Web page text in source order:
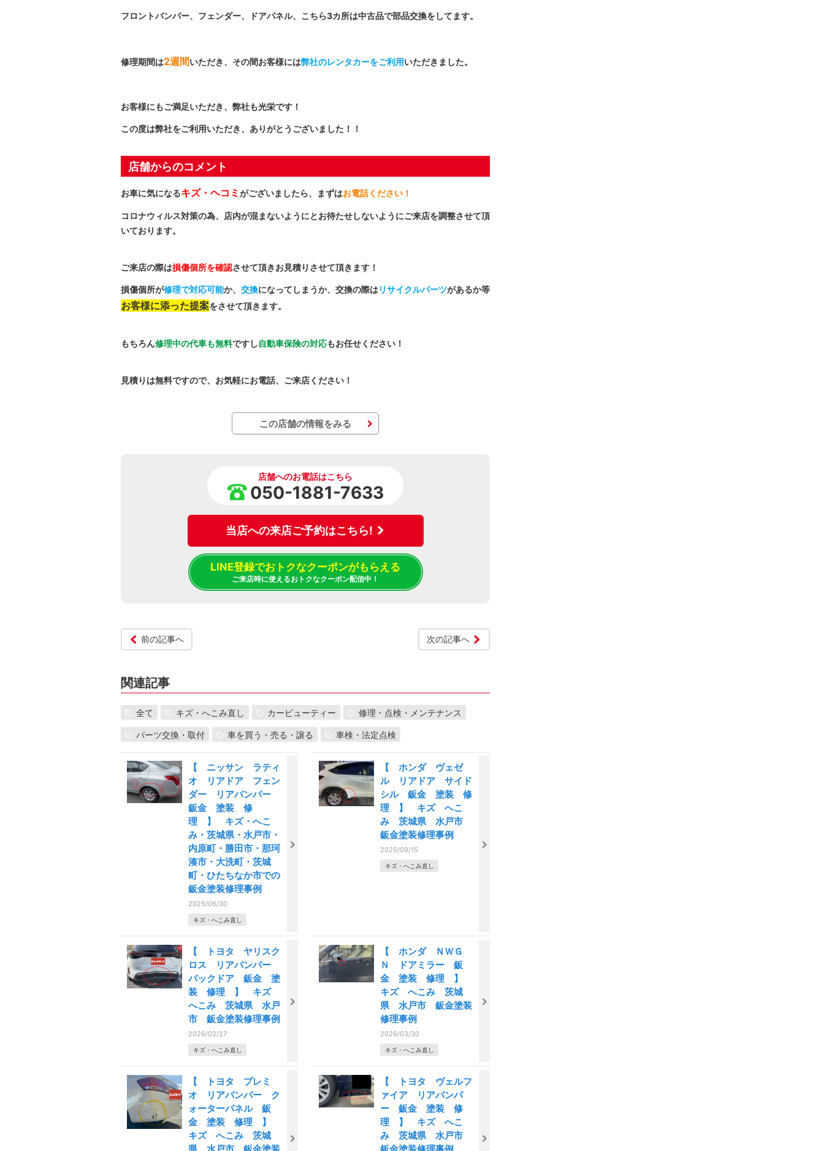
フロントバンパー、フェンダー、ドアパネル、こちら3カ所は中古品で部品交換をしてます。
修理期間は2週間いただき、その間お客様には弊社のレンタカーをご利用いただきました。
お客様にもご満足いただき、弊社も光栄です！
この度は弊社をご利用いただき、ありがとうございました！！
店舗からのコメント
お車に気になるキズ・ヘコミがございましたら、まずはお電話ください！
コロナウィルス対策の為、店内が混まないようにとお待たせしないようにご来店を調整させて頂
いております。
ご来店の際は損傷個所を確認させて頂きお見積りさせて頂きます！
損傷個所が修理で対応可能か、 交換になってしまうか、交換の際はリサイクルパーツがあるか等
お客様に添った提案をさせて頂きます。
もちろん修理中の代車も無料ですし自動車保険の対応もお任せください！
見積りは無料ですので、お気軽にお電話、ご来店ください！
この店舗の情報をみる
店舗へのお電話はこちら
050-1881-7633
当店への来店ご予約はこちら!
LINE登録でおトクなクーポンがもらえる
ご来店時に使えるおトクなクーポン配信中！
前の記事へ 次の記事へ
関連記事
全て キズ・へこみ直し カービューティー 修理・点検・メンテナンス
パーツ交換・取付 車を買う・売る・譲る 車検・法定点検
【 ニッサン ラティ
オ リアドア フェン
ダー リアバンパー
鈑金 塗装 修
理 】 キズ・へこ
み・茨城県・水戸市・
内原町・勝田市・那珂
湊市・大洗町・茨城
町・ひたちなか市での
鈑金塗装修理事例
2025/06/30
キズ・へこみ直し
【 ホンダ ヴェゼ
ル リアドア サイド
シル 鈑金 塗装 修
理 】 キズ へこ
み 茨城県 水戸市
鈑金塗装修理事例
2025/09/15
キズ・へこみ直し
【 トヨタ ヤリスク
ロス リアバンパー
バックドア 鈑金 塗
装 修理 】 キズ
へこみ 茨城県 水戸
市 鈑金塗装修理事例
2026/02/27
キズ・へこみ直し
【 ホンダ ＮＷＧ
Ｎ ドアミラー 鈑
金 塗装 修理 】
キズ へこみ 茨城
県 水戸市 鈑金塗装
修理事例
2026/03/30
キズ・へこみ直し
【 トヨタ プレミ
オ リアバンパー ク
ォーターパネル 鈑
金 塗装 修理 】
キズ へこみ 茨城
【 トヨタ ヴェルフ
ァイア リアバンパ
ー 鈑金 塗装 修
理 】 キズ へこ
み 茨城県 水戸市